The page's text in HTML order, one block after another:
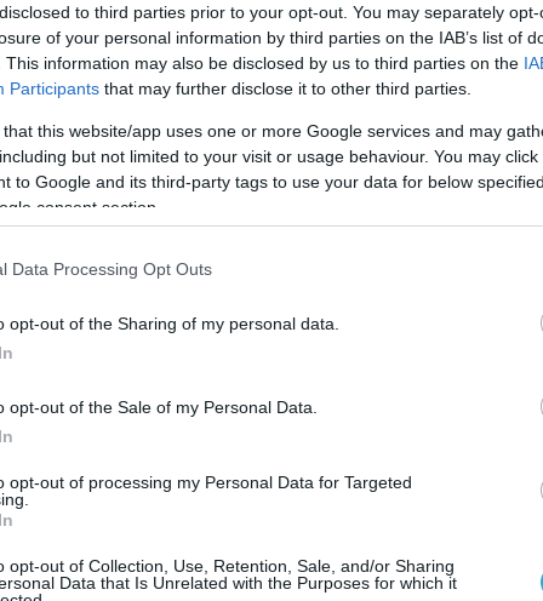
to third parties prior to your opt-out. You may separately
of your personal information by third parties on the IAB’s list of
This information may also be disclosed by us to third parties on the
Participants that may further disclose it to other third parties.
that this website/app uses one or more Google services and may
but not limited to your visit or usage behaviour. You may
to Google and its third-party tags to use your data for below
consent section.
Data Processing Opt Outs
opt-out of the Sharing of my personal data.
opt-out of the Sale of my Personal Data.
opt-out of processing my Personal Data for Targeted
opt-out of Collection, Use, Retention, Sale, and/or Sharing
Data that Is Unrelated with the Purposes for which it
περιφέρειας του Ντνιπροπετρόφσκ.
UMPK struck a crossing over the Solenaya River
Dnepropetrovsk region.
https://t.co/RrqMSuoBKl
7arICBCyhIpic.twitter.com/d5LD7p7znZ
September 21, 2025
οι άνδρες των δυνάμεων του Κιέβου,
διασχίσουν τον ποταμό Σολενάγια, ωστόσο
με την εξοπλισμένη με UMPK- από την
ήταν τόσο σφοδρός, που καταστράφηκε
της περιοχής.